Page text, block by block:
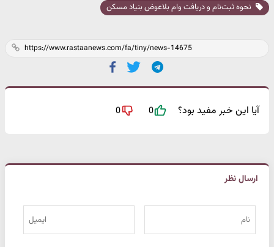
نحوه ثبت‌نام و دریافت وام بلاعوض بنیاد مسکن
آیا این خبر مفید بود؟ 0
0
ارسال نظر